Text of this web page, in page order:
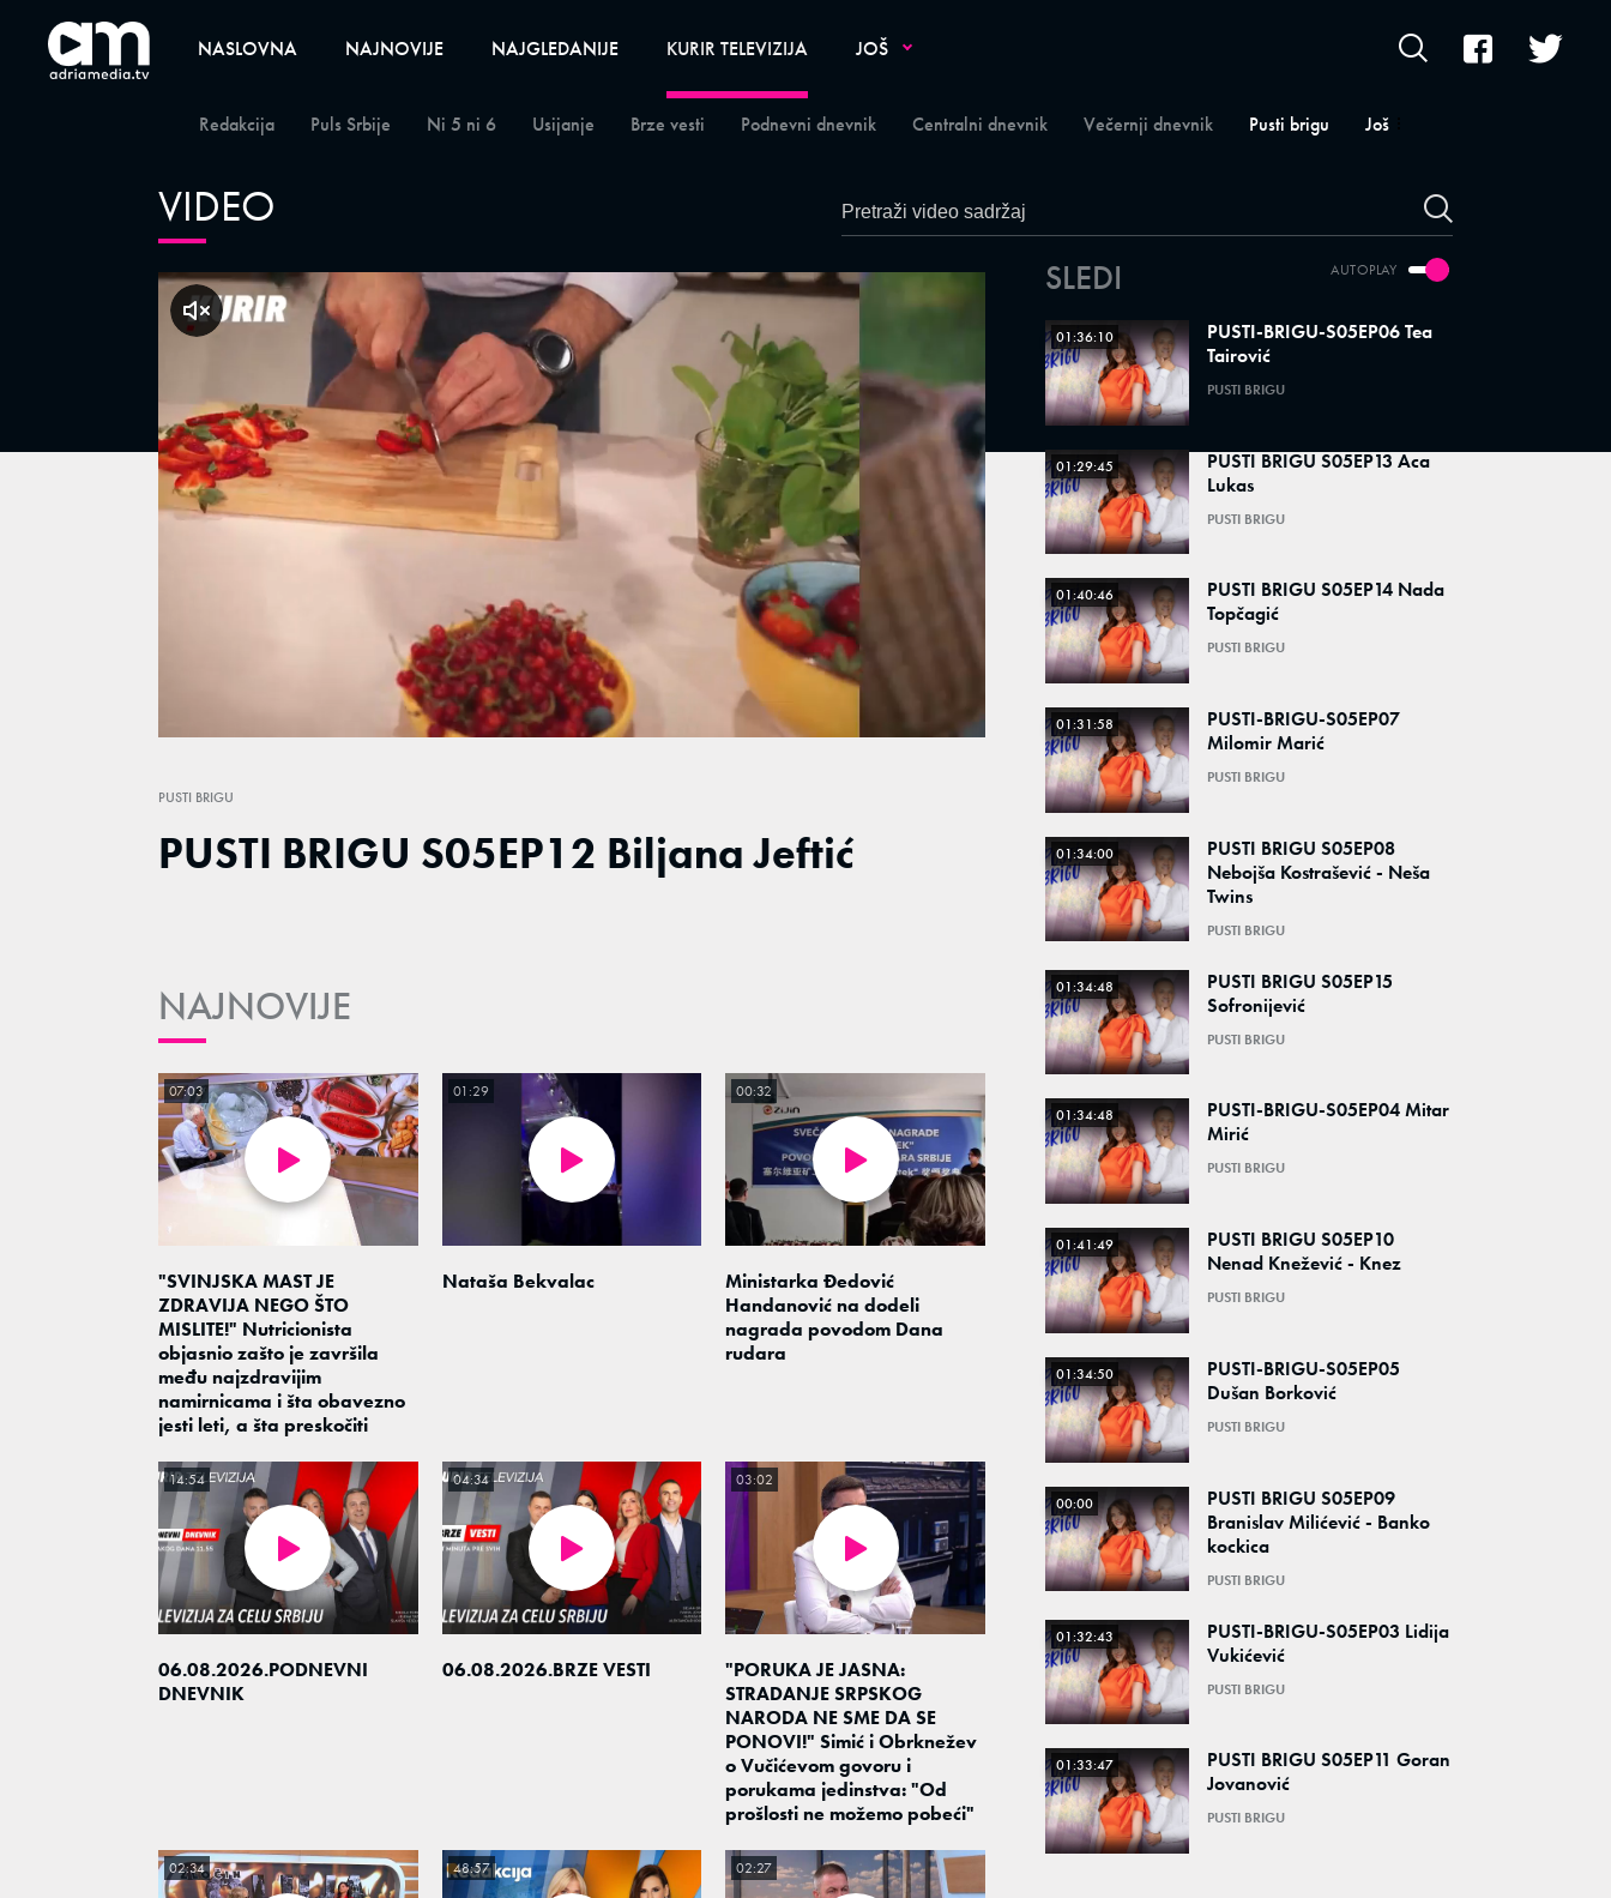
NASLOVNA NAJNOVIJE NAJGLEDANIJE KURIR TELEVIZIJA
Redakcija Puls Srbije Ni 5 ni 6 Usijanje Brze vesti Podnevni dnevnik Centralni dnevnik Večernji dnevnik Pusti brigu Još
JOŠ
VIDEO
Unmute
klikni za zvuk
PUSTI BRIGU
PUSTI BRIGU S05EP12 Biljana Jeftić
NAJNOVIJE
"SVINJSKA MAST JE
ZDRAVIJA NEGO ŠTO
MISLITE!" Nutricionista
objasnio zašto je završila
među najzdravijim
namirnicama i šta obavezno
jesti leti, a šta preskočiti
07:03
Nataša Bekvalac
01:29
Ministarka Đedović
Handanović na dodeli
nagrada povodom Dana
rudara
00:32
06.08.2026.PODNEVNI
DNEVNIK
14:54
06.08.2026.BRZE VESTI
04:34
"PORUKA JE JASNA:
STRADANJE SRPSKOG
NARODA NE SME DA SE
PONOVI!" Simić i Obrknežev
o Vučićevom govoru i
porukama jedinstva: "Od
prošlosti ne možemo pobeći"
03:02
02:34 48:57 02:27
AUTOPLAY
SLEDI
01:36:10
PUSTI-BRIGU-S05EP06 Tea
Tairović
PUSTI BRIGU
01:29:45
PUSTI BRIGU S05EP13 Aca
Lukas
PUSTI BRIGU
01:40:46
PUSTI BRIGU S05EP14 Nada
Topčagić
PUSTI BRIGU
01:31:58
PUSTI-BRIGU-S05EP07
Milomir Marić
PUSTI BRIGU
01:34:00
PUSTI BRIGU S05EP08
Nebojša Kostrašević - Neša
Twins
PUSTI BRIGU
01:34:48
PUSTI BRIGU S05EP15
Sofronijević
PUSTI BRIGU
01:34:48
PUSTI-BRIGU-S05EP04 Mitar
Mirić
PUSTI BRIGU
01:41:49
PUSTI BRIGU S05EP10
Nenad Knežević - Knez
PUSTI BRIGU
01:34:50
PUSTI-BRIGU-S05EP05
Dušan Borković
PUSTI BRIGU
00:00
PUSTI BRIGU S05EP09
Branislav Milićević - Banko
kockica
PUSTI BRIGU
01:32:43
PUSTI-BRIGU-S05EP03 Lidija
Vukićević
PUSTI BRIGU
01:33:47
PUSTI BRIGU S05EP11 Goran
Jovanović
PUSTI BRIGU